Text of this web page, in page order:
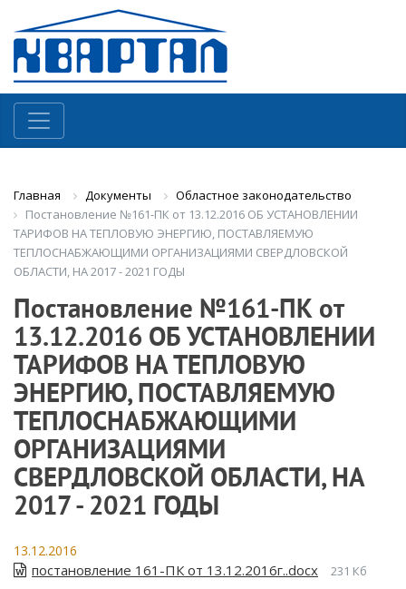
Главная Документы
Областное законодательство
Постановление №161-ПК от 13.12.2016 ОБ УСТАНОВЛЕНИИ
ТАРИФОВ НА ТЕПЛОВУЮ ЭНЕРГИЮ, ПОСТАВЛЯЕМУЮ
ТЕПЛОСНАБЖАЮЩИМИ ОРГАНИЗАЦИЯМИ СВЕРДЛОВСКОЙ
ОБЛАСТИ, НА 2017 - 2021 ГОДЫ
Постановление №161-ПК от
13.12.2016 ОБ УСТАНОВЛЕНИИ
ТАРИФОВ НА ТЕПЛОВУЮ
ЭНЕРГИЮ, ПОСТАВЛЯЕМУЮ
ТЕПЛОСНАБЖАЮЩИМИ
ОРГАНИЗАЦИЯМИ
СВЕРДЛОВСКОЙ ОБЛАСТИ, НА
2017 - 2021 ГОДЫ
13.12.2016
постановление 161-ПК от 13.12.2016г..docx 231 Кб